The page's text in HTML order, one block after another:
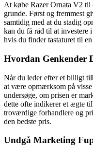
At købe Razer Ornata V2 til
grunde. Først og fremmest
samtidig med at du stadig
kan du få råd til at investere
hvis du finder tastaturet til
Hvordan Genkender
Når du leder efter et billigt
at være opmærksom på
undersøge, om prisen er
dette ofte indikerer et ægte
troværdige forhandlere og
den bedste pris.
Undgå Marketing